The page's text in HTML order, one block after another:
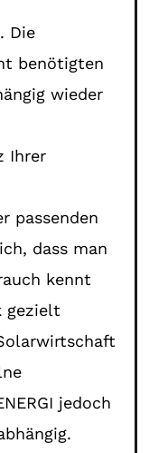
Die
benötigten
wieder
Ihrer
passenden
dass man
kennt
gezielt
jedoch